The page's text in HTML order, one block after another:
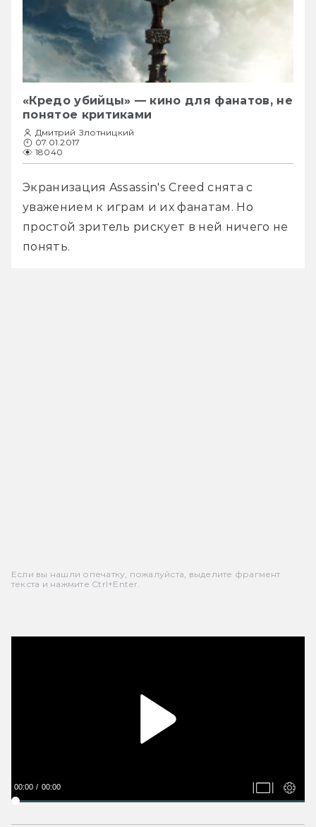
«Кредо убийцы» — кино для фанатов, не
понятое критиками
Дмитрий Злотницкий
07.01.2017
18040
Экранизация Assassin's Creed снята с
уважением к играм и их фанатам. Но
простой зритель рискует в ней ничего не
понять.
Если вы нашли опечатку, пожалуйста, выделите фрагмент
текста и нажмите Ctrl+Enter.
00:00 00:00